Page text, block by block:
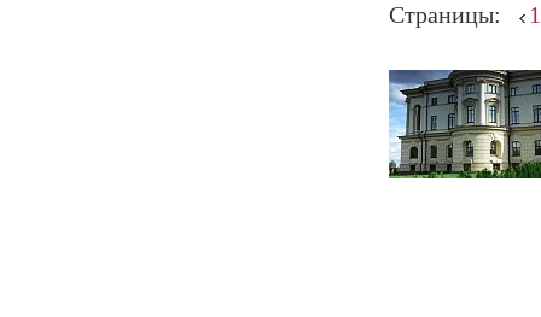
Страницы: 1